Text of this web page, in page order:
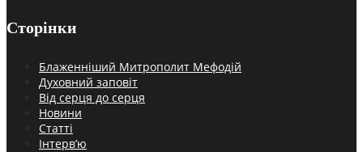
Сторінки
Блаженніший Митрополит Мефодій
Духовний заповіт
Від серця до серця
Новини
Статті
Інтерв’ю